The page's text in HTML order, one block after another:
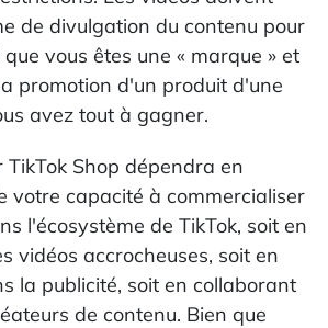
de divulgation du contenu pour
vous êtes une « marque » et
promotion d'un produit d'une
avez tout à gagner.
TikTok Shop dépendra en
votre capacité à commercialiser
l'écosystème de TikTok, soit en
vidéos accrocheuses, soit en
la publicité, soit en collaborant
de contenu. Bien que